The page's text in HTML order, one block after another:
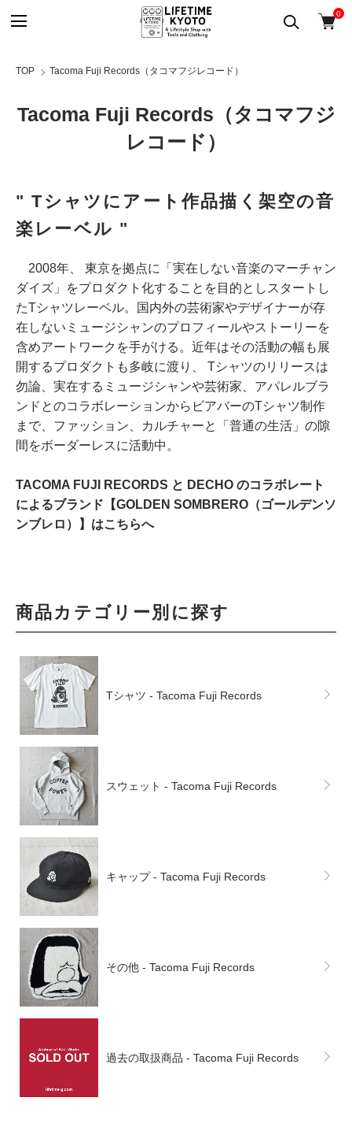
0
TOP Tacoma Fuji Records（タコマフジレコード）
Tacoma Fuji Records（タコマフジ
レコード）
" Tシャツにアート作品描く架空の音
楽レーベル "
2008年、 東京を拠点に「実在しない音楽のマーチャン
ダイズ」をプロダクト化することを目的としスタートし
たTシャツレーベル。国内外の芸術家やデザイナーが存
在しないミュージシャンのプロフィールやストーリーを
含めアートワークを手がける。近年はその活動の幅も展
開するプロダクトも多岐に渡り、 Tシャツのリリースは
勿論、実在するミュージシャンや芸術家、アパレルブラ
ンドとのコラボレーションからビアバーのTシャツ制作
まで、ファッション、カルチャーと「普通の生活」の隙
間をボーダーレスに活動中。
TACOMA FUJI RECORDS と DECHO のコラボレート
によるブランド【GOLDEN SOMBRERO（ゴールデンソ
ンブレロ）】はこちらへ
商品カテゴリー別に探す
Tシャツ - Tacoma Fuji Records
スウェット - Tacoma Fuji Records
キャップ - Tacoma Fuji Records
その他 - Tacoma Fuji Records
過去の取扱商品 - Tacoma Fuji Records